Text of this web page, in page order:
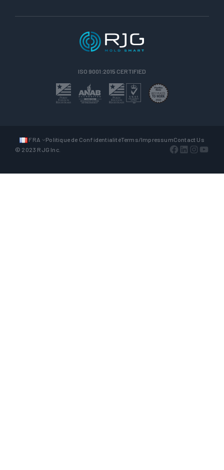
ISO 9001:2015 CERTIFIED
© 2023 RJG Inc.
FRA Politique de ConfidentialitéTerms/ImpressumContact Us
Facebook
LinkedIn